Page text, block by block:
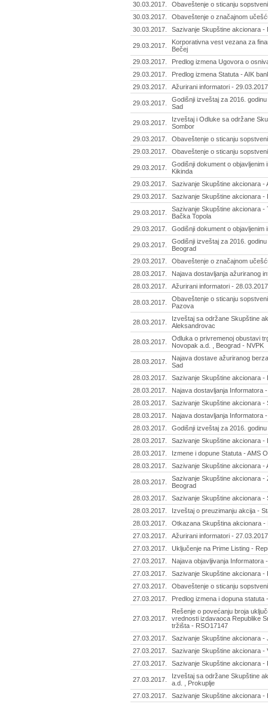
30.03.2017.
Obaveštenje o sticanju
30.03.2017.
Obaveštenje o značajnom
30.03.2017.
Sazivanje Skupštine akcionara -
29.03.2017.
Korporativna vest vezana za
Bečej
29.03.2017.
Predlog izmena Ugovora o
29.03.2017.
Predlog izmena Statuta - AIK
29.03.2017.
Ažurirani informatori - 29.03.2017
29.03.2017.
Godišnji izveštaj za 2016.
Sad
29.03.2017.
Izveštaj i Odluke sa održane
Sombor
29.03.2017.
Obaveštenje o sticanju
29.03.2017.
Obaveštenje o sticanju
29.03.2017.
Godišnji dokument o objavljenim
Kikinda
29.03.2017.
Sazivanje Skupštine akcionara -
29.03.2017.
Sazivanje Skupštine akcionara -
29.03.2017.
Sazivanje Skupštine akcionara -
Bačka Topola
29.03.2017.
Godišnji dokument o objavljenim
29.03.2017.
Godišnji izveštaj za 2016.
Beograd
29.03.2017.
Obaveštenje o značajnom
28.03.2017.
Najava dostavljanja ažuriranog
28.03.2017.
Ažurirani informatori - 28.03.2017
28.03.2017.
Obaveštenje o sticanju
Pazova
28.03.2017.
Izveštaj sa održane Skupštine
Aleksandrovac
28.03.2017.
Odluka o privremenoj obustavi
Novopak a.d. , Beograd - NVPK
28.03.2017.
Najava dostave ažuriranog
Sad
28.03.2017.
Sazivanje Skupštine akcionara -
28.03.2017.
Najava dostavljanja Informatora
28.03.2017.
Sazivanje Skupštine akcionara -
28.03.2017.
Najava dostavljanja Informatora
28.03.2017.
Godišnji izveštaj za 2016.
28.03.2017.
Sazivanje Skupštine akcionara -
28.03.2017.
Izmene i dopune Statuta - AMS
28.03.2017.
Sazivanje Skupštine akcionara -
28.03.2017.
Sazivanje Skupštine akcionara -
Beograd
28.03.2017.
Sazivanje Skupštine akcionara -
28.03.2017.
Izveštaj o preuzimanju akcija -
28.03.2017.
Otkazana Skupština akcionara -
27.03.2017.
Ažurirani informatori - 27.03.2017
27.03.2017.
Uključenje na Prime Listing -
27.03.2017.
Najava objavljivanja Informatora
27.03.2017.
Sazivanje Skupštine akcionara -
27.03.2017.
Obaveštenje o sticanju
27.03.2017.
Predlog izmena i dopuna statuta
27.03.2017.
Rešenje o povećanju broja
vrednosti izdavaoca Republike
tržišta - RSO17147
27.03.2017.
Sazivanje Skupštine akcionara -
27.03.2017.
Sazivanje Skupštine akcionara -
27.03.2017.
Sazivanje Skupštine akcionara -
27.03.2017.
Izveštaj sa održane Skupštine
a.d. , Prokuplje
27.03.2017.
Sazivanje Skupštine akcionara -